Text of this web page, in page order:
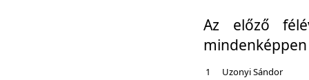
Az előző
1
Uzonyi Sándor